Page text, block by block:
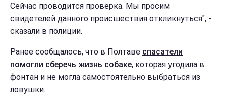
Сейчас проводится проверка. Мы просим
свидетелей данного происшествия откликнуться", -
сказали в полиции.
Ранее сообщалось, что в Полтаве спасатели
помогли сберечь жизнь собаке, которая угодила в
фонтан и не могла самостоятельно выбраться из
ловушки.